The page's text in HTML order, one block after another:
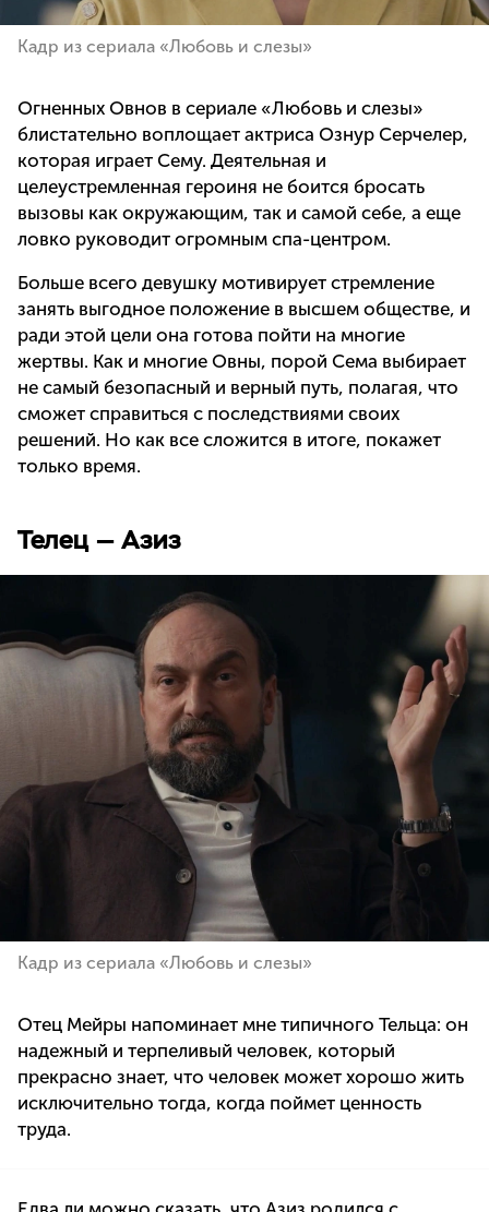
Кадр из сериала «Любовь и слезы»
Огненных Овнов в сериале «Любовь и слезы»
блистательно воплощает актриса Ознур Серчелер,
которая играет Сему. Деятельная и
целеустремленная героиня не боится бросать
вызовы как окружающим, так и самой себе, а еще
ловко руководит огромным спа-центром.
Больше всего девушку мотивирует стремление
занять выгодное положение в высшем обществе, и
ради этой цели она готова пойти на многие
жертвы. Как и многие Овны, порой Сема выбирает
не самый безопасный и верный путь, полагая, что
сможет справиться с последствиями своих
решений. Но как все сложится в итоге, покажет
только время.
Телец — Азиз
Кадр из сериала «Любовь и слезы»
Отец Мейры напоминает мне типичного Тельца: он
надежный и терпеливый человек, который
прекрасно знает, что человек может хорошо жить
исключительно тогда, когда поймет ценность
труда.